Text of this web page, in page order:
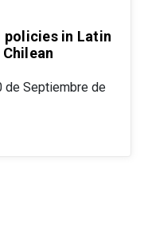
policies in Latin
de Septiembre de